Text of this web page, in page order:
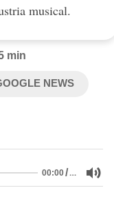
musical.
min
NEWS
00:00/…